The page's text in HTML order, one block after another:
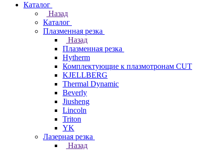
Каталог
Назад
Каталог
Плазменная резка
Назад
Плазменная резка
Hytherm
Комплектующие к плазмотронам CUT
KJELLBERG
Thermal Dynamic
Beverly
Jiusheng
Lincoln
Triton
YK
Лазерная резка
Назад